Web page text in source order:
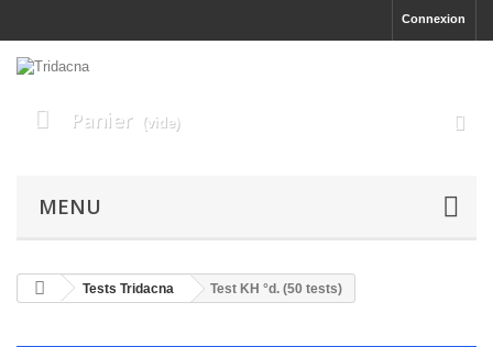
Connexion
Panier (vide)
MENU
Tests Tridacna Test KH °d. (50 tests)